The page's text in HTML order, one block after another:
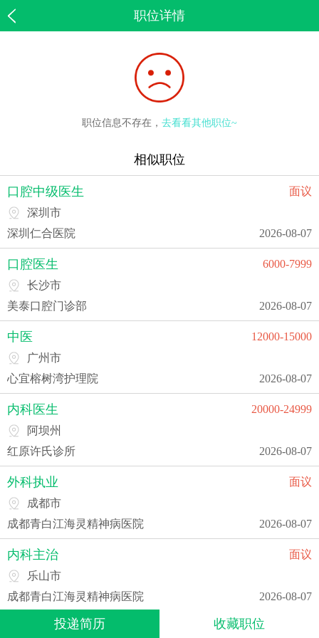
职位详情
职位信息不存在， 去看看其他职位~
相似职位
口腔中级医生
面议
深圳市
深圳仁合医院
2026-08-07
口腔医生
6000-7999
长沙市
美泰口腔门诊部
2026-08-07
中医
12000-15000
广州市
心宜榕树湾护理院
2026-08-07
内科医生
20000-24999
阿坝州
红原许氏诊所
2026-08-07
外科执业
面议
成都市
成都青白江海灵精神病医院
2026-08-07
内科主治
面议
乐山市
成都青白江海灵精神病医院
2026-08-07
内科执业投递简历 收藏职位